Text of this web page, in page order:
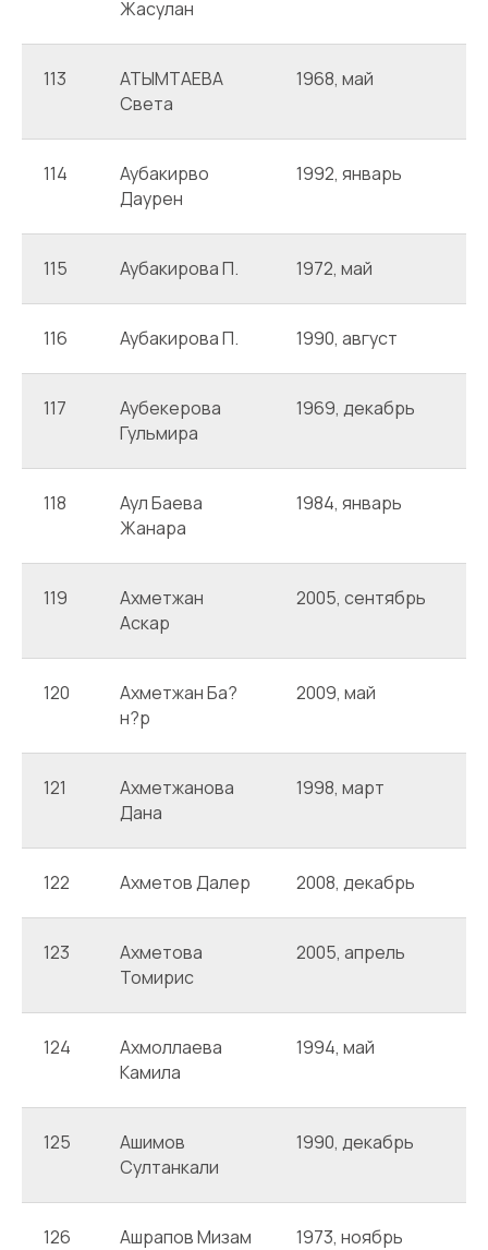
Жасулан
113
АТЫМТАЕВА
Света
1968, май
114
Аубакирво
Даурен
1992, январь
115 Аубакирова П. 1972, май
116 Аубакирова П. 1990, август
117
Аубекерова
Гульмира
1969, декабрь
118
Аул Баева
Жанара
1984, январь
119
Ахметжан
Аскар
2005, сентябрь
120
Ахметжан Ба?
н?р
2009, май
121
Ахметжанова
Дана
1998, март
122 Ахметов Далер 2008, декабрь
123
Ахметова
Томирис
2005, апрель
124
Ахмоллаева
Камила
1994, май
125
Ашимов
Султанкали
1990, декабрь
126 Ашрапов Мизам 1973, ноябрь